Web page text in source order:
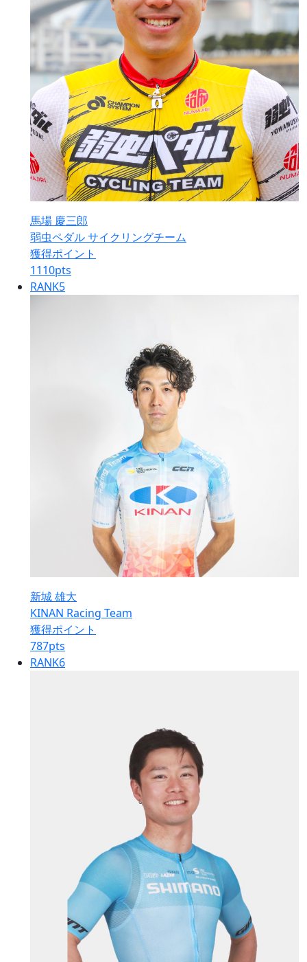
馬場 慶三郎
弱虫ペダル サイクリングチーム
獲得ポイント
1110pts
RANK5
新城 雄大
KINAN Racing Team
獲得ポイント
787pts
RANK6